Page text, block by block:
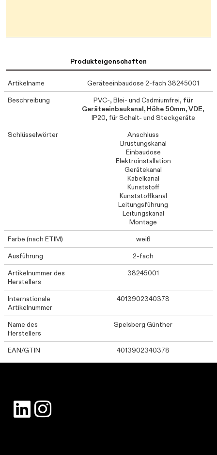
Produkteigenschaften
Artikelname
Geräteeinbaudose 2-fach 38245001
Beschreibung
PVC-, Blei- und Cadmiumfrei, für
Geräteeinbaukanal, Höhe 50mm, VDE,
IP20, für Schalt- und Steckgeräte
Schlüsselwörter
Anschluss
Brüstungskanal
Einbaudose
Elektroinstallation
Gerätekanal
Kabelkanal
Kunststoff
Kunststoffkanal
Leitungsführung
Leitungskanal
Montage
Farbe (nach ETIM)
weiß
Ausführung
2-fach
Artikelnummer des
Herstellers
38245001
Internationale
Artikelnummer
4013902340378
Name des
Herstellers
Spelsberg Günther
EAN/GTIN 4013902340378